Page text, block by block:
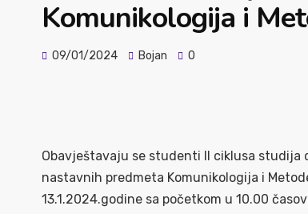
Komunikologija i
09/01/2024 Bojan 0
Obavještavaju se studenti II ciklusa
nastavnih predmeta Komunikologija i
13.1.2024.godine sa početkom u 10.00